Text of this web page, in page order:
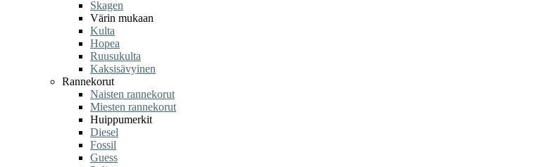
Skagen
Värin mukaan
Kulta
Hopea
Ruusukulta
Kaksisävyinen
Rannekorut
Naisten rannekorut
Miesten rannekorut
Huippumerkit
Diesel
Fossil
Guess